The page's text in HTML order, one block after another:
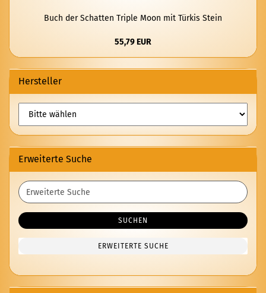
Buch der Schat­ten Trip­le Moon mit Tür­kis Stein
55,79 EUR
Hersteller
Erweiterte Suche
Erweiterte
Suche
SUCHEN
ERWEITERTE SUCHE